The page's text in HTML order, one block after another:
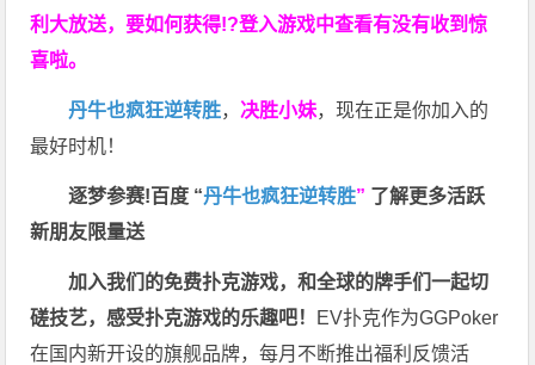
利大放送，要如何获得!?登入游戏中查看有没有收到惊
喜啦。
丹牛也疯狂逆转胜， 决胜小妹，现在正是你加入的
最好时机！
逐梦参赛!百度 “丹牛也疯狂逆转胜” 了解更多活跃
新朋友限量送
加入我们的免费扑克游戏，和全球的牌手们一起切
磋技艺，感受扑克游戏的乐趣吧！ EV扑克作为GGPoker
在国内新开设的旗舰品牌，每月不断推出福利反馈活